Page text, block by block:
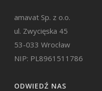
amavat Sp. z o.o.
ul. Zwycięska 45
53-033 Wrocław
NIP: PL8961511786
ODWIEDŹ NAS